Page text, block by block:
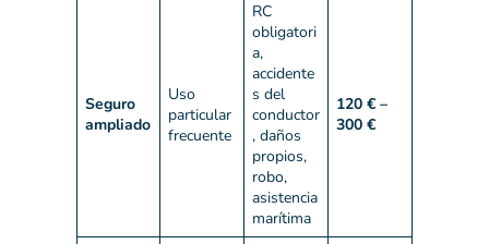
Seguro
ampliado
Uso
particular
frecuente
RC
obligatori
a,
accidente
s del
conductor
, daños
propios,
robo,
asistencia
marítima
120 € –
300 €